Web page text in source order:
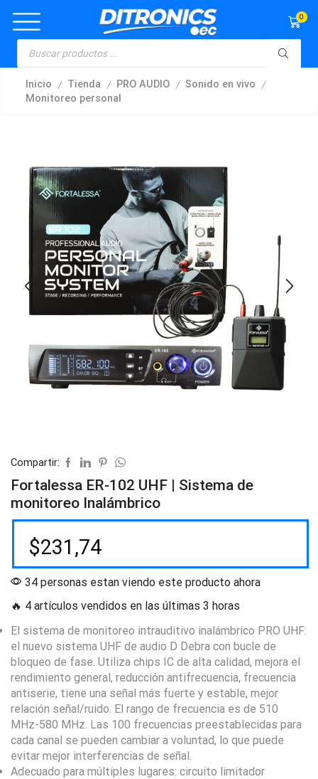
0
Inicio / Tienda / PRO AUDIO / Sonido en vivo /
Monitoreo personal
Compartir:
Fortalessa ER-102 UHF | Sistema de
monitoreo Inalámbrico
$231,74
34 personas estan viendo este producto ahora
🔥 4 artículos vendidos en las últimas 3 horas
El sistema de monitoreo intrauditivo inalámbrico PRO UHF:
el nuevo sistema UHF de audio D Debra con bucle de
bloqueo de fase. Utiliza chips IC de alta calidad, mejora el
rendimiento general, reducción antifrecuencia, frecuencia
antiserie, tiene una señal más fuerte y estable, mejor
relación señal/ruido. El rango de frecuencia es de 510
MHz-580 MHz. Las 100 frecuencias preestablecidas para
cada canal se pueden cambiar a voluntad, lo que puede
evitar mejor interferencias de señal.
Adecuado para múltiples lugares: circuito limitador